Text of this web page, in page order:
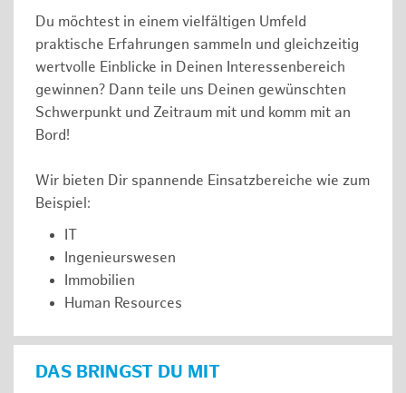
Du möchtest in einem vielfältigen Umfeld
praktische Erfahrungen sammeln und gleichzeitig
wertvolle Einblicke in Deinen Interessenbereich
gewinnen? Dann teile uns Deinen gewünschten
Schwerpunkt und Zeitraum mit und komm mit an
Bord!
Wir bieten Dir spannende Einsatzbereiche wie zum
Beispiel:
IT
Ingenieurswesen
Immobilien
Human Resources
DAS BRINGST DU MIT